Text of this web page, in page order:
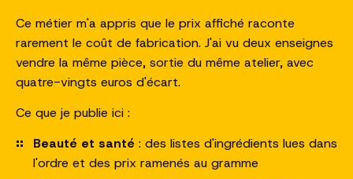
Ce métier m'a appris que le prix affiché raconte
rarement le coût de fabrication. J'ai vu deux enseignes
vendre la même pièce, sortie du même atelier, avec
quatre-vingts euros d'écart.
Ce que je publie ici :
Beauté et santé : des listes d'ingrédients lues dans
l'ordre et des prix ramenés au gramme